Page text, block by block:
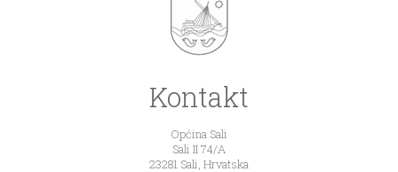
Kontakt
Općina Sali
Sali II 74/A
23281 Sali, Hrvatska